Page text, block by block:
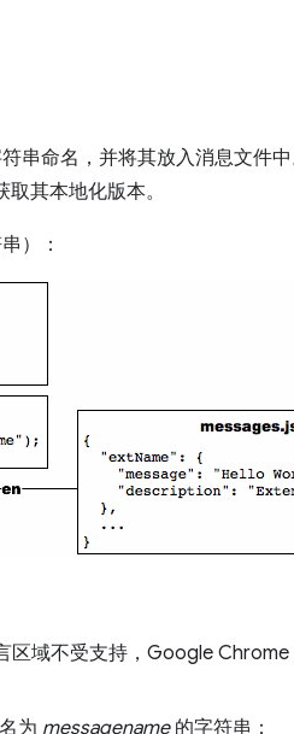
串命名，并将其放入消息文件
其本地化版本。
）：
区域不受支持，Google
为 messagename的字符串：